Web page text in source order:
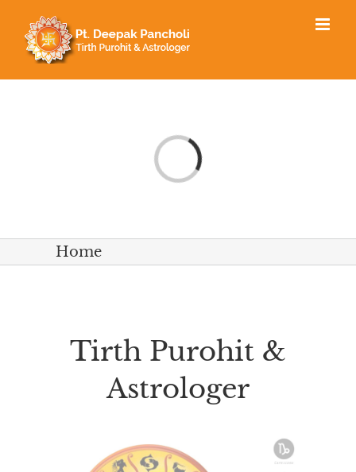
content
Loading...
Home
Tirth Purohit &
Astrologer